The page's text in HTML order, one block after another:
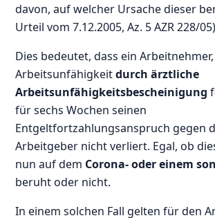
davon, auf welcher Ursache dieser
Urteil vom 7.12.2005, Az. 5 AZR 228/
Dies bedeutet, dass ein
Arbeitsunfähigkeitdurch ärztliche
Arbeitsunfähigkeitsbescheinigung
für sechs Wochen seinen
Entgeltfortzahlungsanspruch gegen
Arbeitgeber nicht verliert. Egal, ob
nun auf dem Corona- oder einem
beruht oder nicht.
In einem solchen Fall gelten für den